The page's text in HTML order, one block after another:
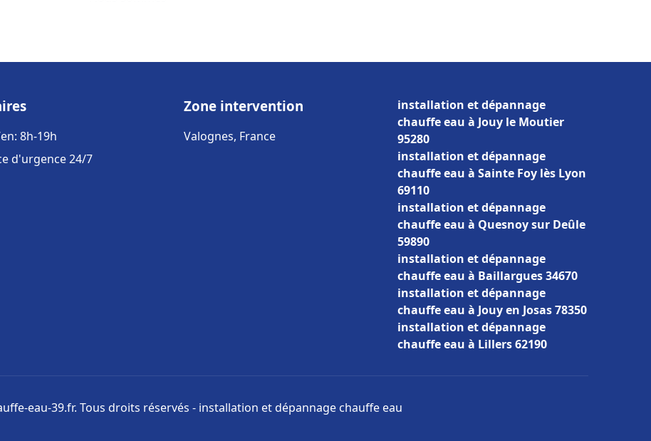
8h-19h
d'urgence 24/7
Zone intervention
Valognes, France
installation et dépannage
chauffe eau à Jouy le Moutier
95280
installation et dépannage
chauffe eau à Sainte Foy lès Lyon
69110
installation et dépannage
chauffe eau à Quesnoy sur Deûle
59890
installation et dépannage
chauffe eau à Baillargues 34670
installation et dépannage
chauffe eau à Jouy en Josas 78350
installation et dépannage
chauffe eau à Lillers 62190
eau-39.fr. Tous droits réservés - installation et dépannage chauffe eau